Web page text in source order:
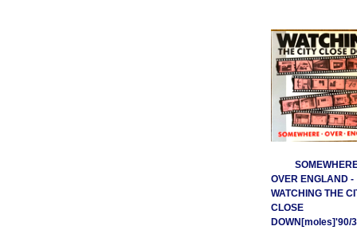
OVER ENGLAND -
WATCHING THE
CLOSE
DOWN[moles]'90/